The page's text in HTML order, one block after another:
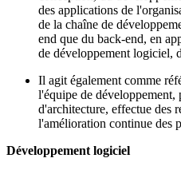
des applications de
de la chaîne de
end que du back-end, en
de développement logiciel,
Il agit également comme
l'équipe de développement,
d'architecture, effectue des
l'amélioration continue des
Développement logiciel